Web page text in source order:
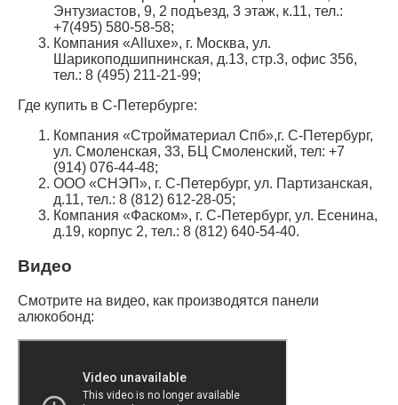
Энтузиастов, 9, 2 подъезд, 3 этаж, к.11, тел.:
+7(495) 580-58-58;
Компания «Alluxe», г. Москва, ул.
Шарикоподшипнинская, д.13, стр.3, офис 356,
тел.: 8 (495) 211-21-99;
Где купить в С-Петербурге:
Компания «Стройматериал Спб»,г. С-Петербург,
ул. Смоленская, 33, БЦ Смоленский, тел: +7
(914) 076-44-48;
ООО «СНЭП», г. С-Петербург, ул. Партизанская,
д.11, тел.: 8 (812) 612-28-05;
Компания «Фаском», г. С-Петербург, ул. Есенина,
д.19, корпус 2, тел.: 8 (812) 640-54-40.
Видео
Смотрите на видео, как производятся панели
алюкобонд: